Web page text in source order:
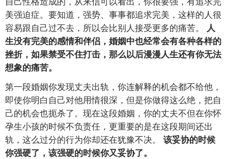
美强迫症。要知道，强势、事事都追求完美，这样的人很
容易跟自己过不去，所以会比别人接受更多的痛苦。
人
生没有完美的感情和伴侣，婚姻中也经常会有各种各样的
挫折，如果禁受不住打击，那么以后漫漫人生还有你无法
想象的痛苦。
第一段婚姻你发现丈夫出轨，你连解释的机会都不给他，
即使你明白自己对他用情很深，但是你做得这么绝，把自
己的机会也扼杀了。现在这段婚姻，你的丈夫不但在你怀
孕生小孩的时候不负责任，更重要的是在这段期间还出
轨，这么过分的行为你却还在犹豫不决。 该妥协的时候
你强硬了，该强硬的时候你又妥协了。